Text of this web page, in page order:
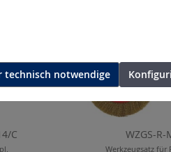
C WZGS-R-
Werkzeugsatz für
technisch notwendige